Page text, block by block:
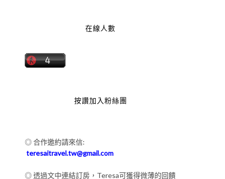
在線人數
按讚加入粉絲團
◎ 合作邀約請來信:
teresaitravel.tw@gmail.com
◎ 透過文中連結訂房，Teresa可獲得微薄的回饋